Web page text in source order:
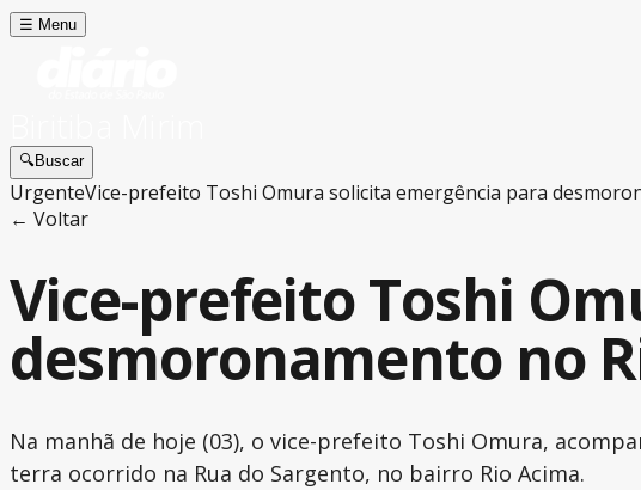
☰ Menu
🔍Buscar
UrgenteVice-prefeito Toshi Omura solicita emergência para
← Voltar
Vice-prefeito Toshi
desmoronamento no
Na manhã de hoje (03), o vice-prefeito Toshi Omura,
terra ocorrido na Rua do Sargento, no bairro Rio Acima.